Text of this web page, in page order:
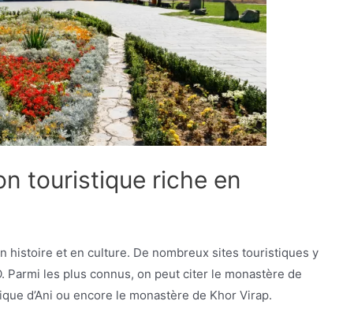
touristique riche en
histoire et en culture. De nombreux sites touristiques y
Parmi les plus connus, on peut citer le monastère de
d’Ani ou encore le monastère de Khor Virap.